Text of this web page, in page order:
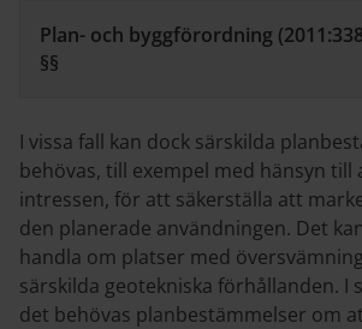
Plan- och byggförordning
§§
I vissa fall kan dock särskilda
behövas, till exempel med hänsyn till
intressen, för att säkerställa att
den planerade användningen. Det
handla om platser med
särskilda geotekniska förhållanden. I
det behövas planbestämmelser om